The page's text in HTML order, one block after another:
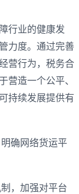
行业的健康发
力度。通过完善
营行为，税务合
营造一个公平、
持续发展提供有
确网络货运平
，‌加强对平台